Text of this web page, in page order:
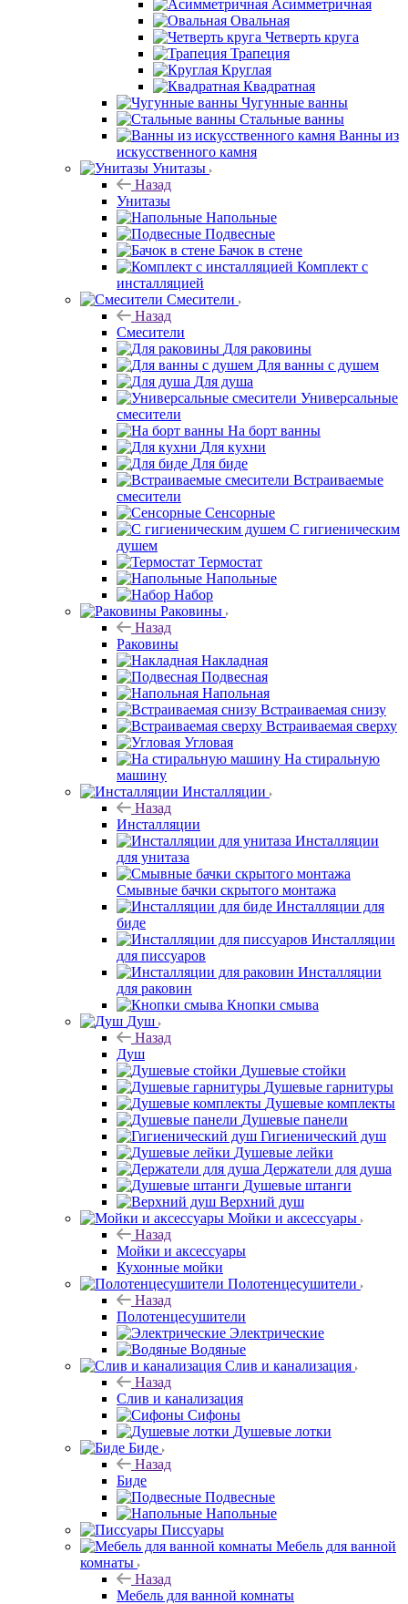
Асимметричная
Овальная
Четверть круга
Трапеция
Круглая
Квадратная
Чугунные ванны
Стальные ванны
Ванны из
искусственного камня
Унитазы
Назад
Унитазы
Напольные
Подвесные
Бачок в стене
Комплект с
инсталляцией
Смесители
Назад
Смесители
Для раковины
Для ванны с душем
Для душа
Универсальные
смесители
На борт ванны
Для кухни
Для биде
Встраиваемые
смесители
Сенсорные
С гигиеническим
душем
Термостат
Напольные
Набор
Раковины
Назад
Раковины
Накладная
Подвесная
Напольная
Встраиваемая снизу
Встраиваемая сверху
Угловая
На стиральную
машину
Инсталляции
Назад
Инсталляции
Инсталляции
для унитаза
Смывные бачки скрытого монтажа
Инсталляции для
биде
Инсталляции
для писсуаров
Инсталляции
для раковин
Кнопки смыва
Душ
Назад
Душ
Душевые стойки
Душевые гарнитуры
Душевые комплекты
Душевые панели
Гигиенический душ
Душевые лейки
Держатели для душа
Душевые штанги
Верхний душ
Мойки и аксессуары
Назад
Мойки и аксессуары
Кухонные мойки
Полотенцесушители
Назад
Полотенцесушители
Электрические
Водяные
Слив и канализация
Назад
Слив и канализация
Сифоны
Душевые лотки
Биде
Назад
Биде
Подвесные
Напольные
Писсуары
Мебель для ванной
комнаты
Назад
Мебель для ванной комнаты